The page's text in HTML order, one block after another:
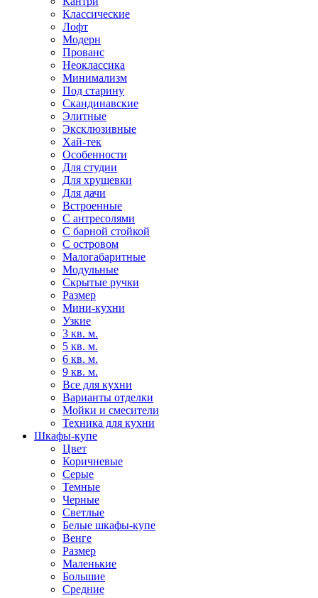
Классические
Лофт
Модерн
Прованс
Неоклассика
Минимализм
Под старину
Скандинавские
Элитные
Эксклюзивные
Хай-тек
Особенности
Для студии
Для хрущевки
Для дачи
Встроенные
С антресолями
С барной стойкой
С островом
Малогабаритные
Модульные
Скрытые ручки
Размер
Мини-кухни
Узкие
3 кв. м.
5 кв. м.
6 кв. м.
9 кв. м.
Все для кухни
Варианты отделки
Мойки и смесители
Техника для кухни
Шкафы-купе
Цвет
Коричневые
Серые
Темные
Черные
Светлые
Белые шкафы-купе
Венге
Размер
Маленькие
Большие
Средние